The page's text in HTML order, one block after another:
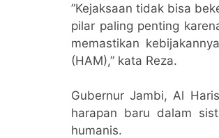
​”Kejaksaan tidak bisa
pilar paling penting
memastikan
(HAM),” kata Reza.
Gubernur Jambi, Al
harapan baru dalam
humanis.